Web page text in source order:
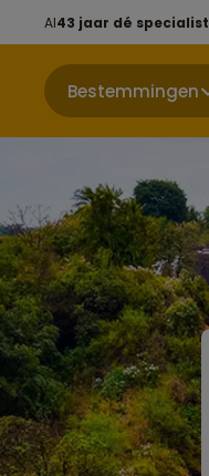
Al43 jaar dé specialist
Bestemmingen